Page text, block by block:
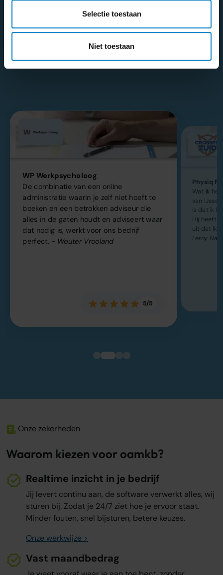
Selectie toestaan
Niet toestaan
Echte ervaringen
Wat klanten over ons zeggen
WP Werkpsycholoog
De combinatie van een online
administratie waarin je zelf niet hoeft te
boeken en een betrokken adviseur die
alles in de gaten houdt en adviseert waar
dat nodig is, werkt voor ons bedrijf
perfect. - Wouter Vrooland
5/5
Physiq
Wat ik
van
is dat ik
Hij heeft
uit dat ik
Leroy
Onze zekerheden
Waarom kiezen voor oamkb?
Realtime inzicht in je bedrijf
Jij levert continu aan, de software verwerkt alles, wij
sturen bij. Zodat je 24/7 ziet hoe je ervoor staat.
Minder fouten, snel bijsturen, betere keuzes.
Onze werkwijze >
Vast maandbedrag